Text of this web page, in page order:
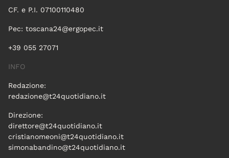
CF. e P.I. 07100110480
Pec: toscana24@ergopec.it
+39 055 27071
INFO
Redazione:
redazione@t24quotidiano.it
Direzione:
direttore@t24quotidiano.it
cristianomeoni@t24quotidiano.it
simonabandino@t24quotidiano.it